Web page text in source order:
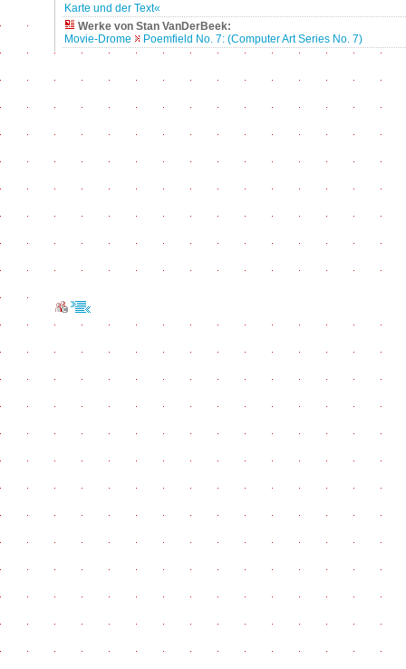
Karte und der Text«
Werke von Stan VanDerBeek:
Movie-Drome
Poemfield No. 7: (Computer Art Series No. 7)